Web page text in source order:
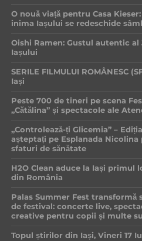
O nouă viață pentru Casa
inima Iașului se redeschide
Oishi Ramen: Gustul autentic
Iașului
SERILE FILMULUI ROMÂNESC
Iași
Peste 700 de tineri pe scena
„Cătălina” și spectacole ale
„Controlează-ți Glicemia” –
așteptați pe Esplanada
sfaturi de sănătate
H2O Clean aduce la Iași primul
din România
Palas Summer Fest transformă
de festival: concerte live,
creative pentru copii și multe
Topul știrilor din Iași, Vineri 17